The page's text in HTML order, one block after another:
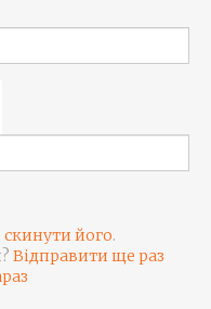
скинути його.
Відправити ще раз